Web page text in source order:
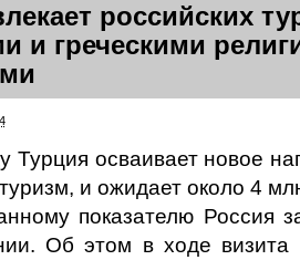
российских
и греческими
Турция осваивает новое
и ожидает около 4
показателю Россия
Об этом в ходе визита